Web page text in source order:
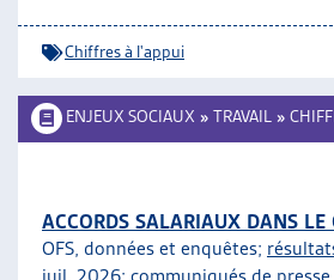
Chiffres à l'appui
ENJEUX SOCIAUX » TRAVAIL »
ACCORDS SALARIAUX DANS LE
OFS, données et enquêtes;
juil. 2026; communiqués de presse